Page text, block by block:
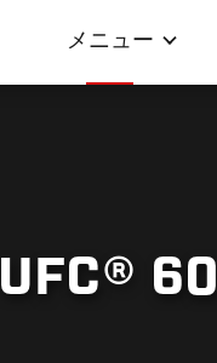
メニュー
UFC® 60